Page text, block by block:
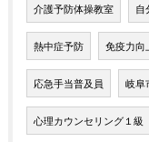
介護予防体操教室 自
熱中症予防 免疫力向
応急手当普及員 岐阜
心理カウンセリング１級